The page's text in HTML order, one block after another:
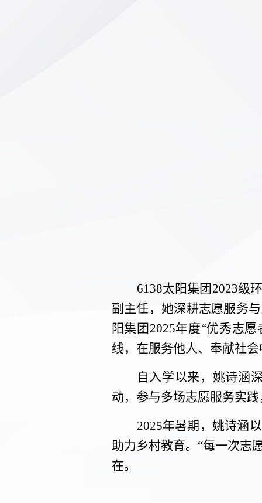
6138太阳集团2023级
副主任，她深耕志愿服务
阳集团‌2025年度“优秀志
线，在服务他人、奉献社
自入学以来，姚诗涵
动，参与多场志愿服务实
2025年暑期，姚诗涵
助力乡村教育。“每一次志
在。